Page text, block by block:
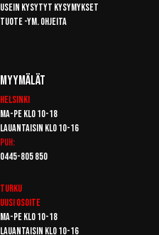
Usein kysytyt kysymykset
Tuote -ym. ohjeita
Myymälät
Helsinki
Ma-pe klo 10-18
Lauantaisin klo 10-16
Puh:
0445-805 850
Turku
Uusi osoite
Ma-pe klo 10-18
Lauantaisin klo 10-16